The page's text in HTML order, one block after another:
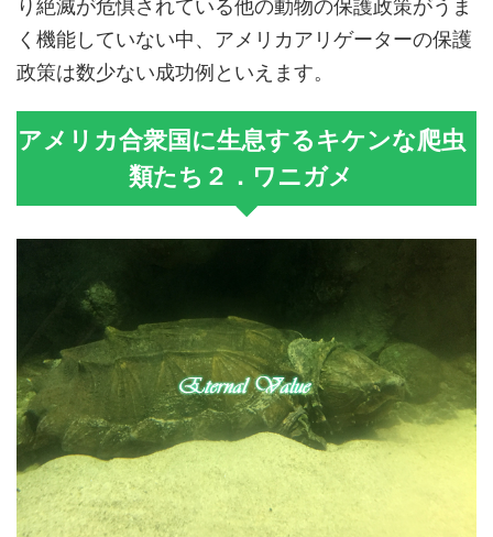
り絶滅が危惧されている他の動物の保護政策がうま
く機能していない中、アメリカアリゲーターの保護
政策は数少ない成功例といえます。
アメリカ合衆国に生息するキケンな爬虫
類たち２．ワニガメ